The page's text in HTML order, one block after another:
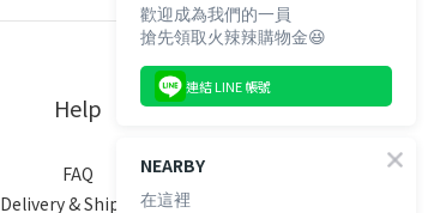
Help
FAQ
Delivery & Shipping
歡迎成為我們的一員
搶先領取火辣辣購物金😆
連結 LINE 帳號
NEARBY
在這裡